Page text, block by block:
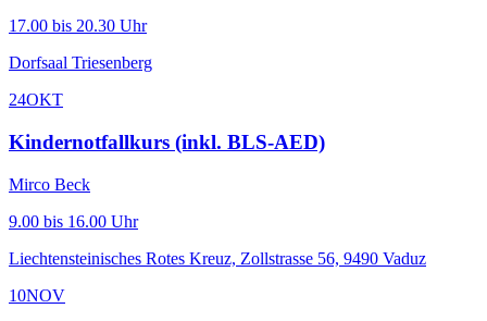
17.00 bis 20.30 Uhr
Dorfsaal Triesenberg
24OKT
Kindernotfallkurs (inkl. BLS-AED)
Mirco Beck
9.00 bis 16.00 Uhr
Liechtensteinisches Rotes Kreuz, Zollstrasse 56, 9490 Vaduz
10NOV